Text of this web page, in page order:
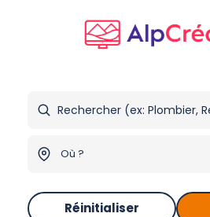
Réinitialiser